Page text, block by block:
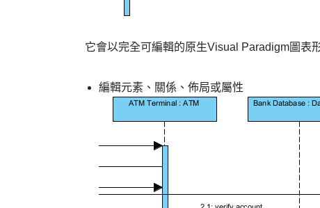
它會以完全可編輯的原生Visual Paradigm圖表
編輯元素、關係、佈局或屬性